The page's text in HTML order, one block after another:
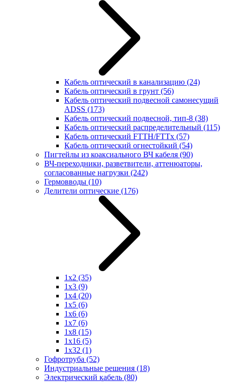
Кабель оптический в канализацию (24)
Кабель оптический в грунт (56)
Кабель оптический подвесной самонесущий
ADSS (173)
Кабель оптический подвесной, тип-8 (38)
Кабель оптический распределительный (115)
Кабель оптический FTTH/FTTx (57)
Кабель оптический огнестойкий (54)
Пигтейлы из коаксиального ВЧ кабеля (90)
ВЧ-переходники, разветвители, аттенюаторы,
согласованные нагрузки (242)
Гермовводы (10)
Делители оптические (176)
1x2 (35)
1x3 (9)
1x4 (20)
1x5 (6)
1x6 (6)
1x7 (6)
1x8 (15)
1x16 (5)
1x32 (1)
Гофротруба (52)
Индустриальные решения (18)
Электрический кабель (80)